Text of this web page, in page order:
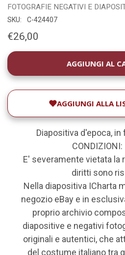
FOTOGRAFIE NEGATIVI E
SKU: C-424407
€26,00
DISPONIBILITÀ
ATTUALE:
AGGIUNGI ALLA
Diapositiva d'epoca,
CONDIZIONI:
E' severamente vietata la
diritti sono
Nella diapositiva ICharta
negozio eBay e in
proprio archivio
diapositive e negativi
originali e autentici, che
del costume italiano tra